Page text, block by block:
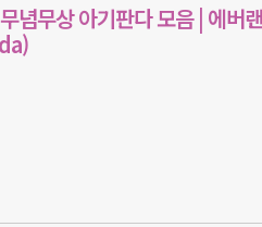
념무상 아기판다 모음 | 에버